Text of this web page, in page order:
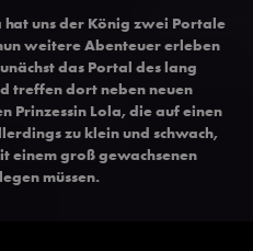
hat uns der König zwei Portale
weitere Abenteuer erleben
das Portal des lang
treffen dort neben neuen
Prinzessin Lola, die auf einen
zu klein und schwach,
einem groß gewachsenen
müssen.